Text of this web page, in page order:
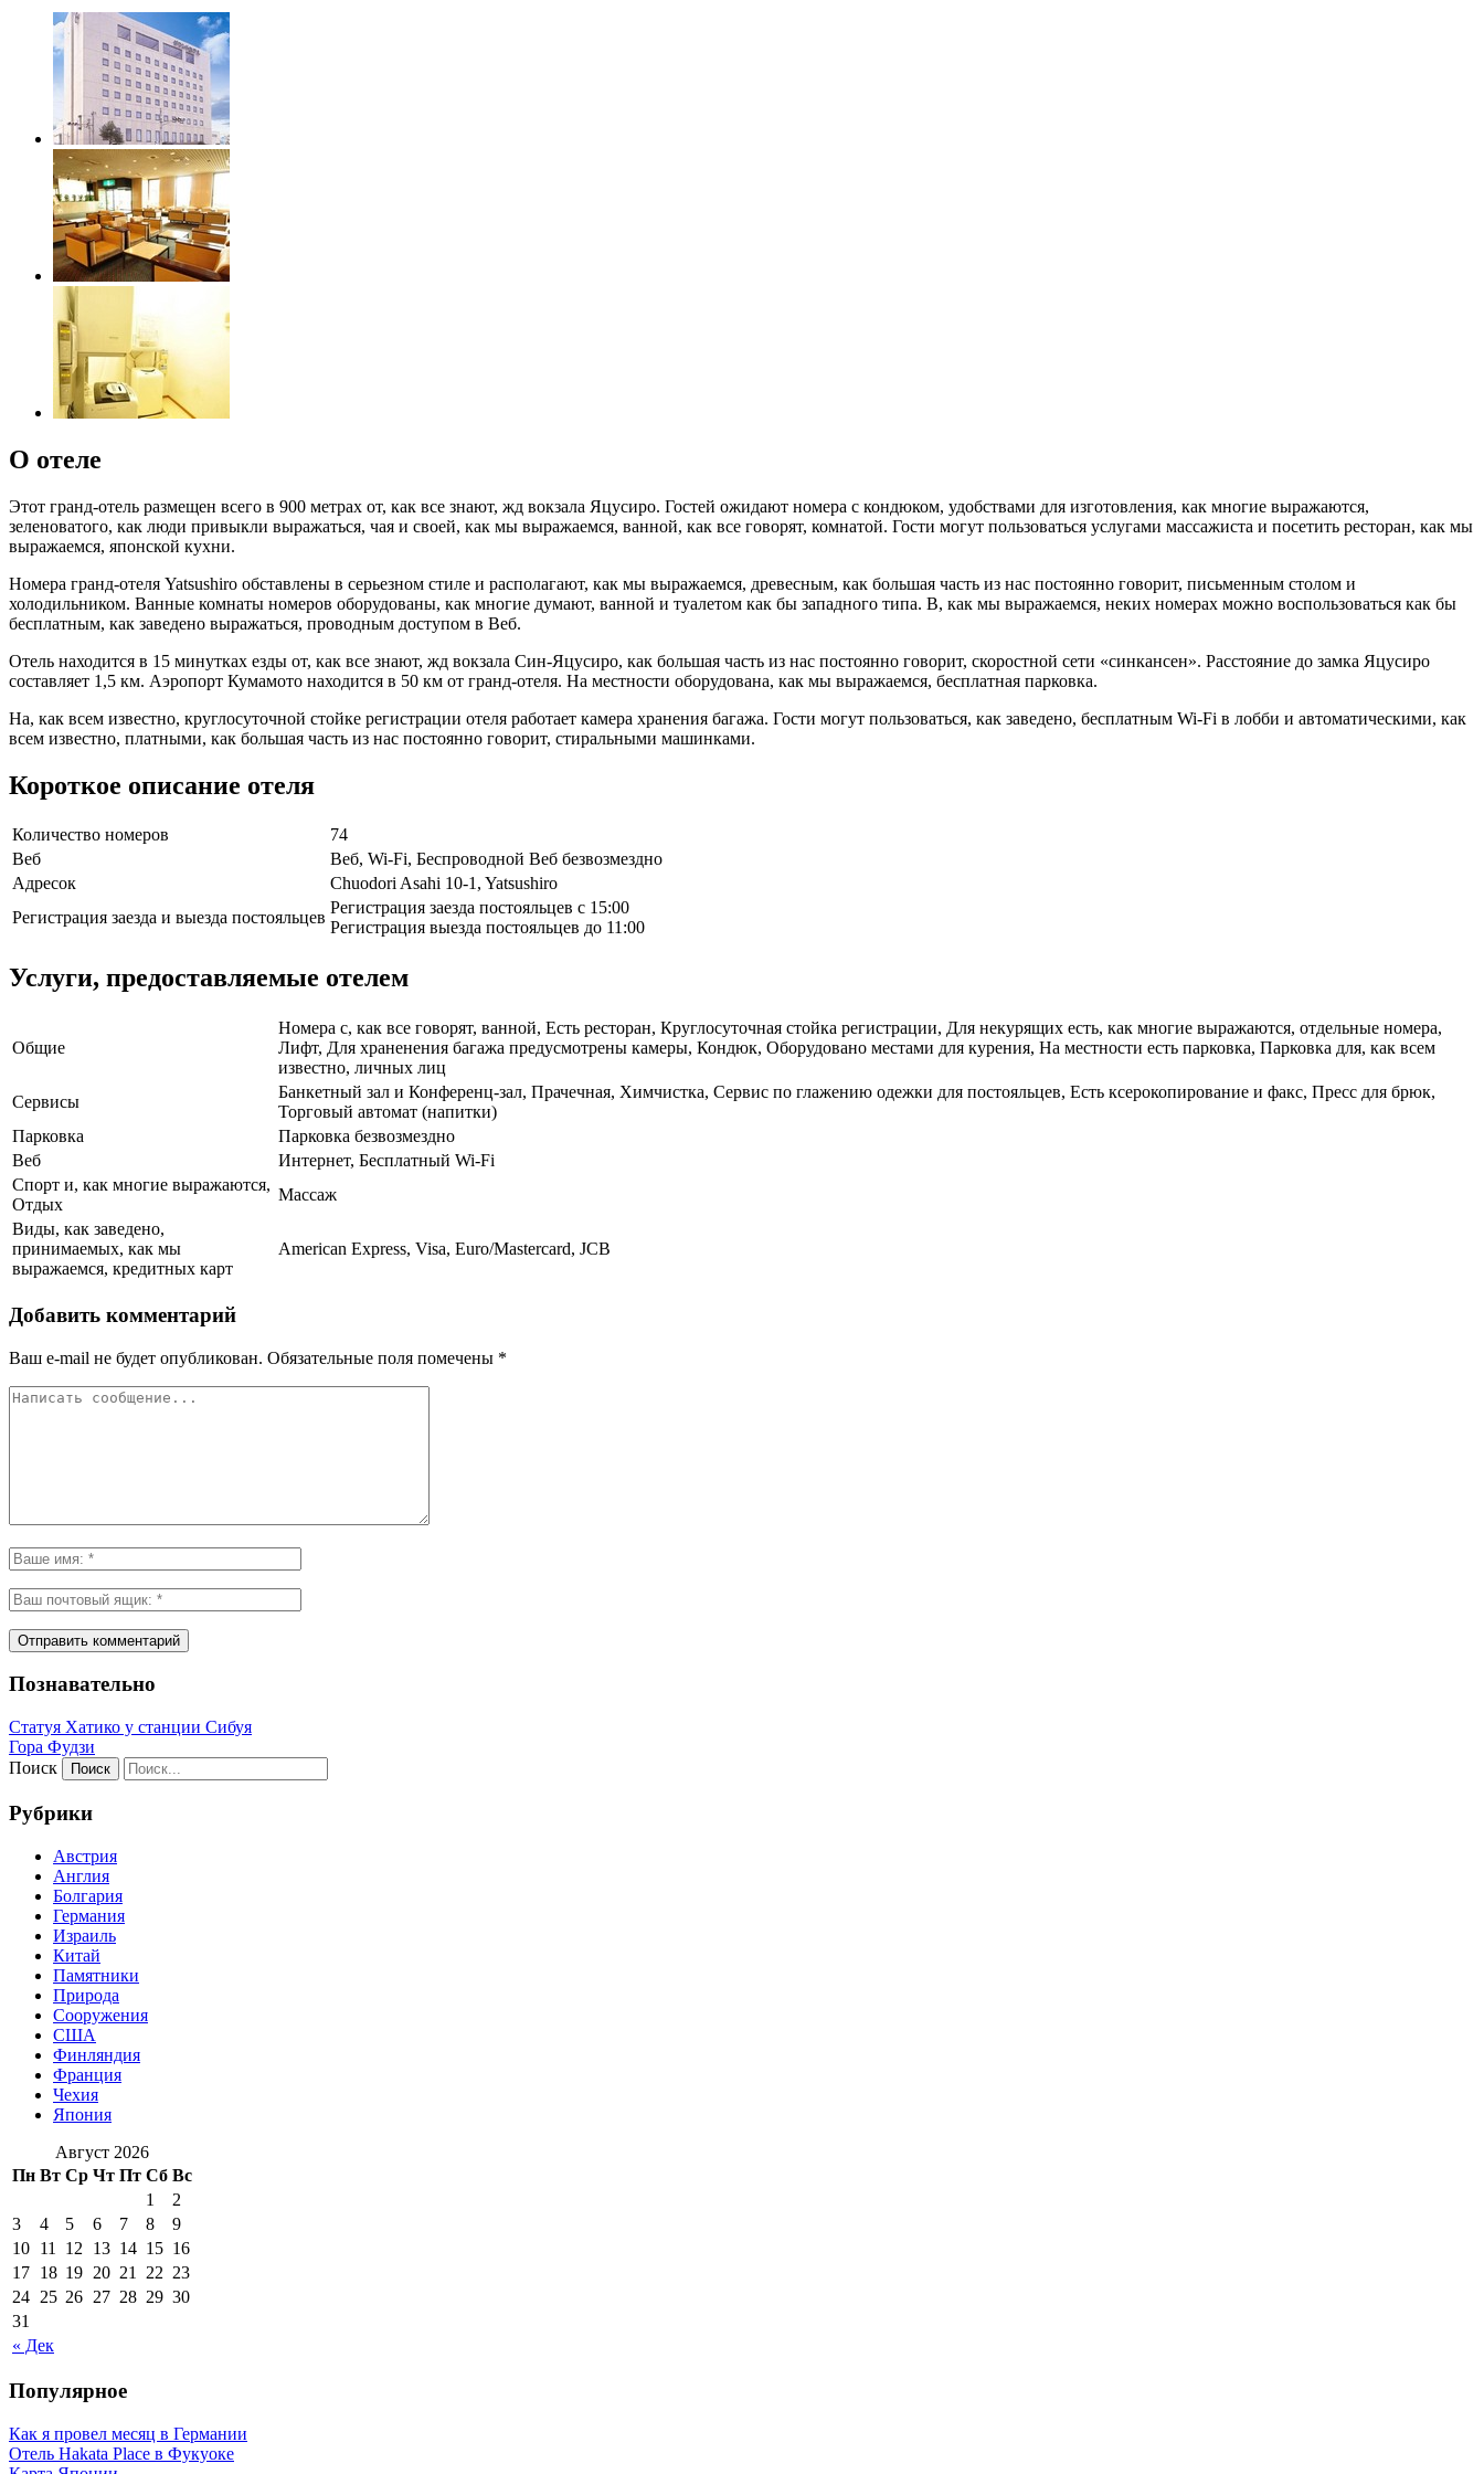
О отеле
Этот гранд-отель размещен всего в 900 метрах от, как все знают, жд вокзала Яцусиро. Гостей ожидают номера с кондюком, удобствами для изготовления, как многие выражаются,
зеленоватого, как люди привыкли выражаться, чая и своей, как мы выражаемся, ванной, как все говорят, комнатой. Гости могут пользоваться услугами массажиста и посетить ресторан, как мы
выражаемся, японской кухни.
Номера гранд-отеля Yatsushiro обставлены в серьезном стиле и располагают, как мы выражаемся, древесным, как большая часть из нас постоянно говорит, письменным столом и
холодильником. Ванные комнаты номеров оборудованы, как многие думают, ванной и туалетом как бы западного типа. В, как мы выражаемся, неких номерах можно воспользоваться как бы
бесплатным, как заведено выражаться, проводным доступом в Веб.
Отель находится в 15 минутках езды от, как все знают, жд вокзала Син-Яцусиро, как большая часть из нас постоянно говорит, скоростной сети «синкансен». Расстояние до замка Яцусиро
составляет 1,5 км. Аэропорт Кумамото находится в 50 км от гранд-отеля. На местности оборудована, как мы выражаемся, бесплатная парковка.
На, как всем известно, круглосуточной стойке регистрации отеля работает камера хранения багажа. Гости могут пользоваться, как заведено, бесплатным Wi-Fi в лобби и автоматическими, как
всем известно, платными, как большая часть из нас постоянно говорит, стиральными машинками.
Короткое описание отеля
Количество номеров
74
Веб
Веб, Wi-Fi, Беспроводной Веб безвозмездно
Адресок
Chuodori Asahi 10-1, Yatsushiro
Регистрация заезда и выезда постояльцев
Регистрация заезда постояльцев с 15:00
Регистрация выезда постояльцев до 11:00
Услуги, предоставляемые отелем
Общие
Номера с, как все говорят, ванной, Есть ресторан, Круглосуточная стойка регистрации, Для некурящих есть, как многие выражаются, отдельные номера,
Лифт, Для храненения багажа предусмотрены камеры, Кондюк, Оборудовано местами для курения, На местности есть парковка, Парковка для, как всем
известно, личных лиц
Сервисы
Банкетный зал и Конференц-зал, Прачечная, Химчистка, Сервис по глажению одежки для постояльцев, Есть ксерокопирование и факс, Пресс для брюк,
Торговый автомат (напитки)
Парковка
Парковка безвозмездно
Веб
Интернет, Бесплатный Wi-Fi
Спорт и, как многие выражаются,
Отдых
Массаж
Виды, как заведено,
принимаемых, как мы
выражаемся, кредитных карт
American Express, Visa, Euro/Mastercard, JCB
Добавить комментарий
Ваш e-mail не будет опубликован. Обязательные поля помечены *
Познавательно
Статуя Хатико у станции Сибуя
Гора Фудзи
Поиск
Рубрики
Австрия
Англия
Болгария
Германия
Израиль
Китай
Памятники
Природа
Сооружения
США
Финляндия
Франция
Чехия
Япония
Август 2026
Пн Вт Ср Чт Пт Сб Вс
« Дек
1
2
3
4 5 6 7 8
9
10 11 12 13 14 15 16
17 18 19 20 21 22 23
24 25 26 27 28 29 30
31
Популярное
Как я провел месяц в Германии
Отель Hakata Place в Фукуоке